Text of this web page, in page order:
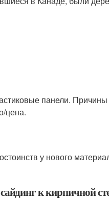
панели.
цена.
у нового
к кирпичной